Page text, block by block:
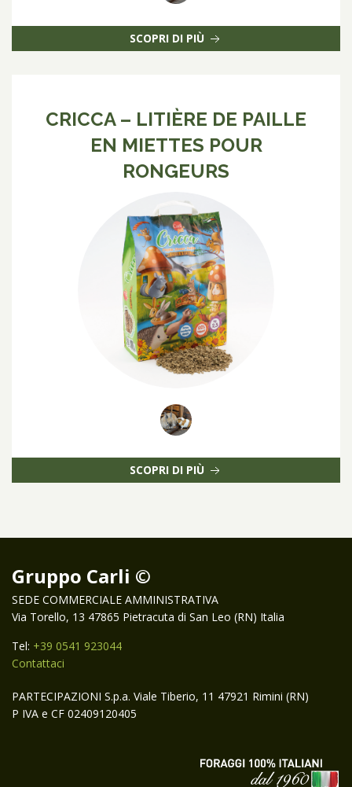
SCOPRI DI PIÙ
CRICCA – LITIÈRE DE PAILLE
EN MIETTES POUR
RONGEURS
SCOPRI DI PIÙ
Gruppo Carli ©
SEDE COMMERCIALE AMMINISTRATIVA
Via Torello, 13 47865 Pietracuta di San Leo (RN) Italia
Tel: +39 0541 923044
Contattaci
PARTECIPAZIONI S.p.a. Viale Tiberio, 11 47921 Rimini (RN)
P IVA e CF 02409120405